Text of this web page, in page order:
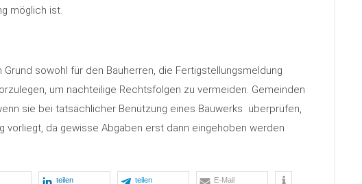
möglich ist.
sowohl für den Bauherren, die Fertigstellungsmeldung
um nachteilige Rechtsfolgen zu vermeiden. Gemeinden
sie bei tatsächlicher Benützung eines Bauwerks überprüfen,
vorliegt, da gewisse Abgaben erst dann eingehoben werden
teilen teilen E-Mail